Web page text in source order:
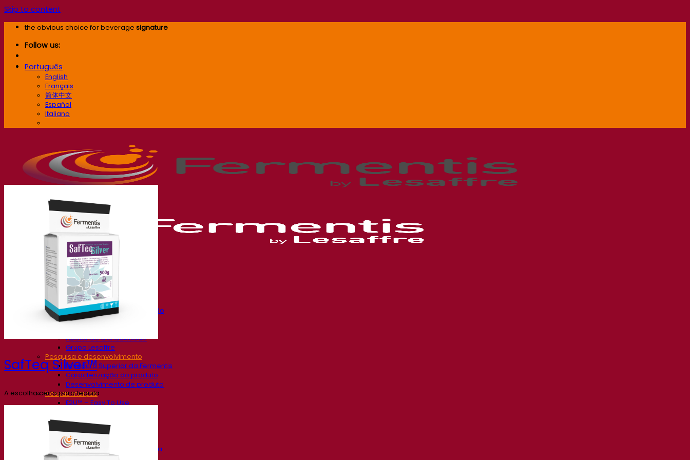
Skip to content
the obvious choice for beverage signature
Follow us:
Português
English
Français
简体中文
Español
Italiano
Nossa empresa
Sobre nós
Especialista em fermentação
O Campus Fermentis
Apoiando a criatividade
Grupo Lesaffre
Pesquisa e desenvolvimento
Levedura Superior da Fermentis
Caracterização do produto
Desenvolvimento de produto
Nossas marcas
E2U™ – Easy To Use
All In 1™
Fermentis Academy™
Outros serviços
Fabricação sob encomenda
SafTeq Silver™
A escolha certa para tequila